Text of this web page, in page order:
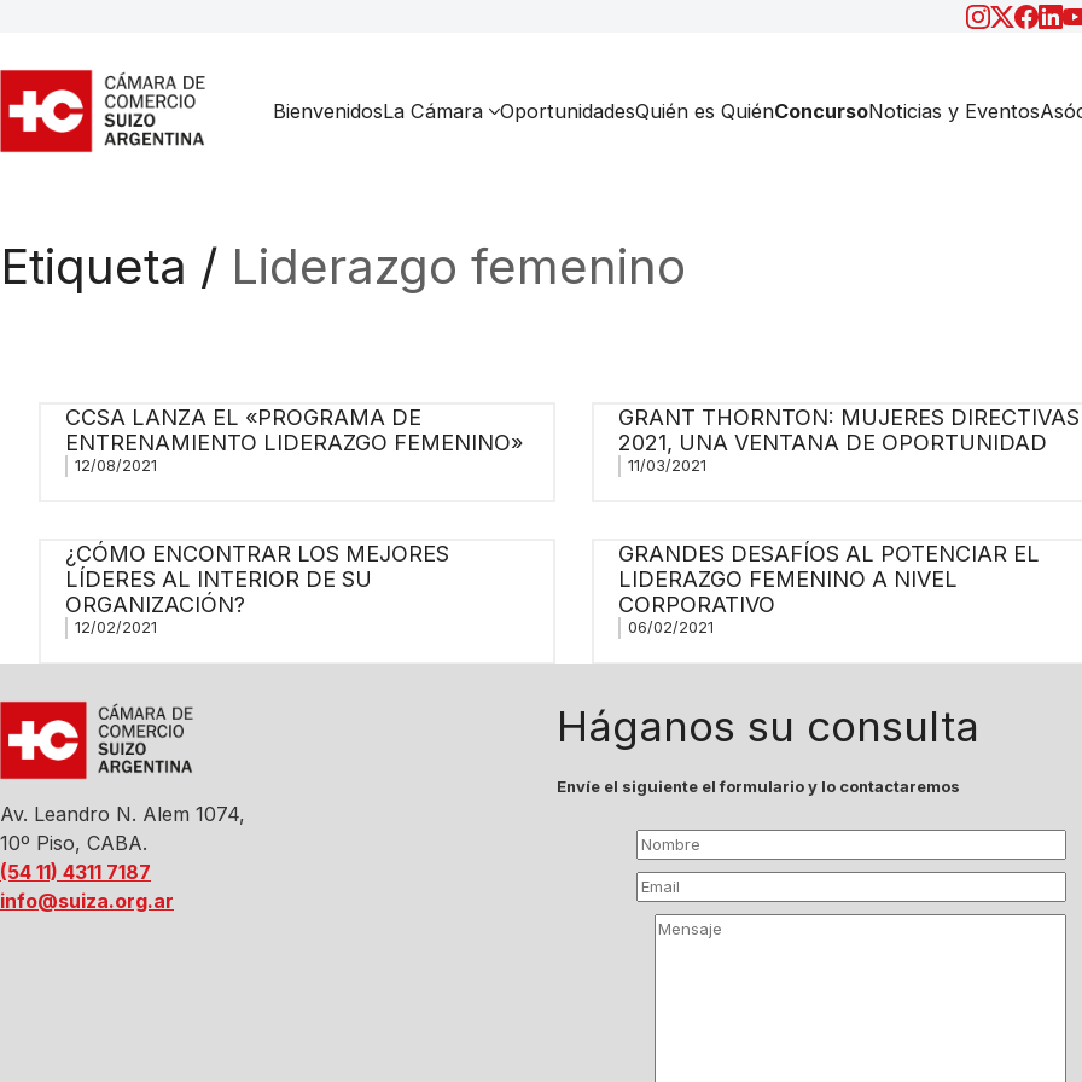
BienvenidosLa Cámara OportunidadesQuién es QuiénConcursoNoticias y Eventos
Etiqueta / Liderazgo femenino
CCSA LANZA EL «PROGRAMA DE
ENTRENAMIENTO LIDERAZGO FEMENINO»
12/08/2021
GRANT THORNTON: MUJERES DIRECTIVAS
2021, UNA VENTANA DE OPORTUNIDAD
11/03/2021
¿CÓMO ENCONTRAR LOS MEJORES
LÍDERES AL INTERIOR DE SU
ORGANIZACIÓN?
12/02/2021
GRANDES DESAFÍOS AL POTENCIAR EL
LIDERAZGO FEMENINO A NIVEL
CORPORATIVO
06/02/2021
Av. Leandro N. Alem 1074,
10º Piso, CABA.
(54 11) 4311 7187
info@suiza.org.ar
Háganos su consulta
Envíe el siguiente el formulario y lo contactaremos